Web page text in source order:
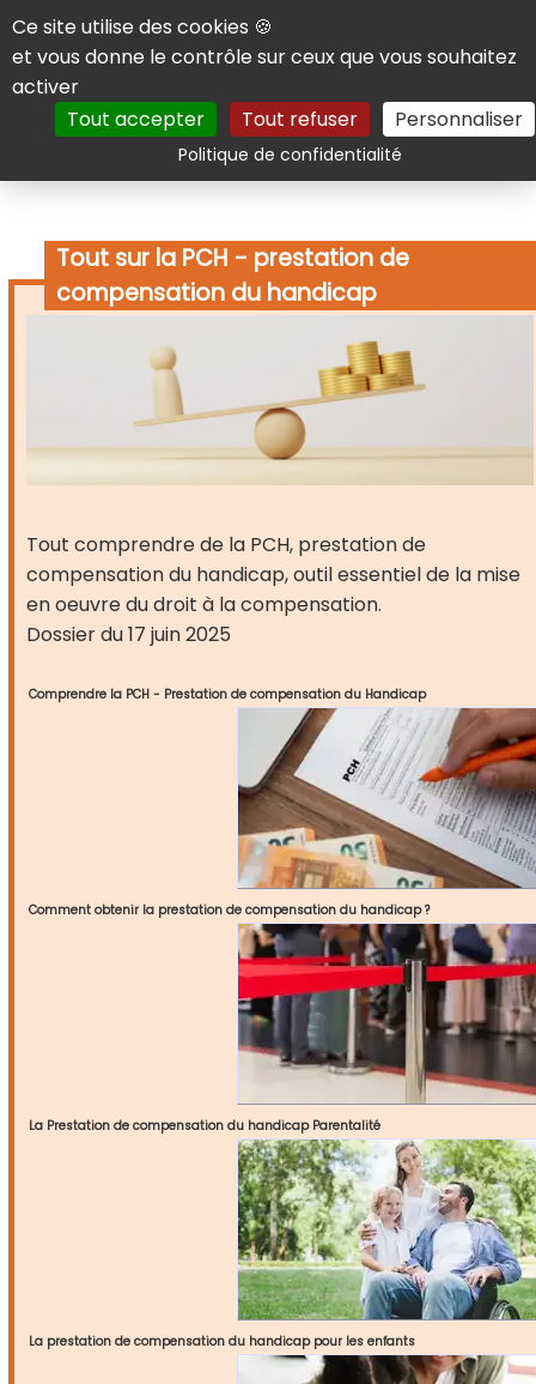
Panneau de gestion des cookies
Ce site utilise des cookies 🍪
et vous donne le contrôle sur ceux que vous souhaitez
activer
Tout accepter
Tout refuser Personnaliser
Politique de confidentialitéRechercher
Tout sur la PCH - prestation de
compensation du handicap
Tout comprendre de la PCH, prestation de
compensation du handicap, outil essentiel de la mise
en oeuvre du droit à la compensation.
Dossier du 17 juin 2025
Comprendre la PCH - Prestation de compensation du Handicap
Comment obtenir la prestation de compensation du handicap ?
La Prestation de compensation du handicap Parentalité
La prestation de compensation du handicap pour les enfants